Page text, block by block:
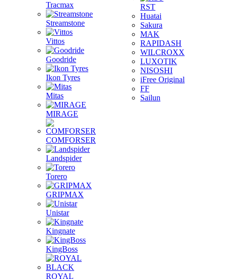
Tracmax
Streamstone
Vittos
Goodride
Ikon Tyres
Mitas
MIRAGE
COMFORSER
Landspider
Torero
GRIPMAX
Unistar
Kingnate
KingBoss
ROYAL
RST
Huatai
Sakura
MAK
RAPIDASH
WILCROXX
LUXOTIK
NISOSHI
iFree Original
FF
Sailun